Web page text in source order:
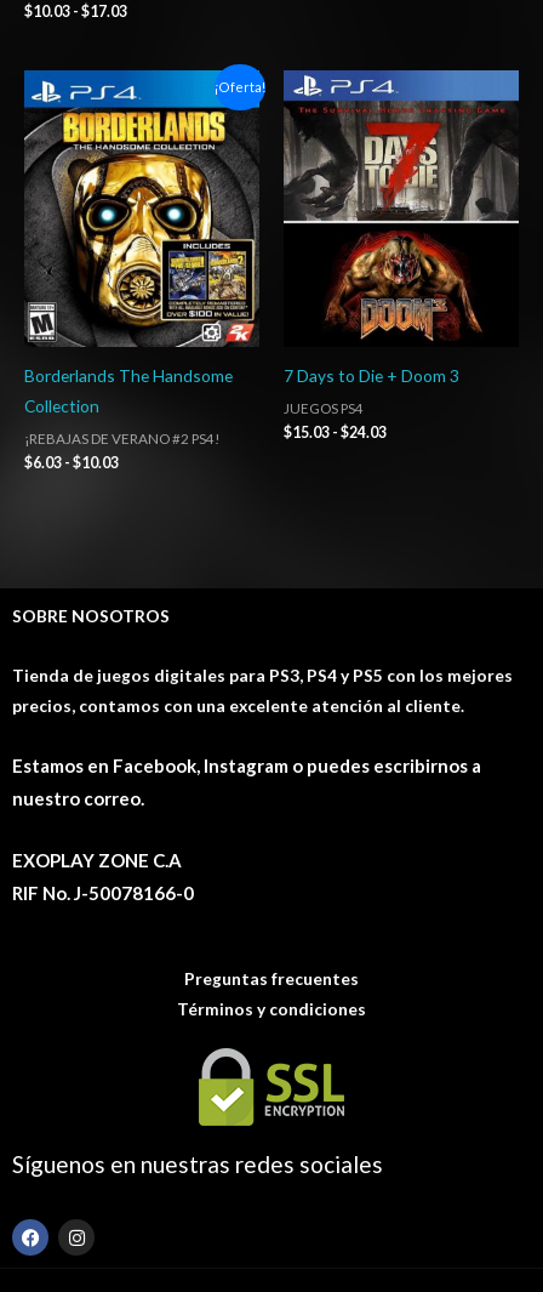
$10.03 - $17.03
¡Oferta!
Borderlands The Handsome
Collection
¡REBAJAS DE VERANO #2 PS4!
$6.03 - $10.03
de
precios:
desde
$6.03
hasta
$10.03
7 Days to Die + Doom 3
JUEGOS PS4
$15.03 - $24.03
Rango
de
precios:
desde
$15.03
hasta
$24.03
SOBRE NOSOTROS
Tienda de juegos digitales para PS3, PS4 y PS5 con los mejores
precios, contamos con una excelente atención al cliente.
Estamos en Facebook, Instagram o puedes escribirnos a
nuestro correo.
EXOPLAY ZONE C.A
RIF No. J-50078166-0
Preguntas frecuentes
Términos y condiciones
Síguenos en nuestras redes sociales
F
a
I
n